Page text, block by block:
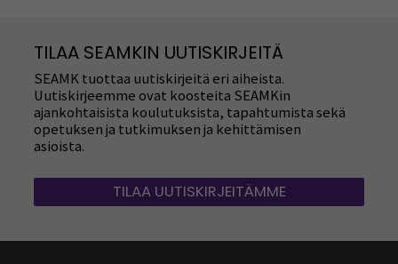
TILAA SEAMKIN UUTISKIRJEITÄ
SEAMK tuottaa uutiskirjeitä eri aiheista.
Uutiskirjeemme ovat koosteita SEAMKin
ajankohtaisista koulutuksista, tapahtumista sekä
opetuksen ja tutkimuksen ja kehittämisen
asioista.
TILAA UUTISKIRJEITÄMME